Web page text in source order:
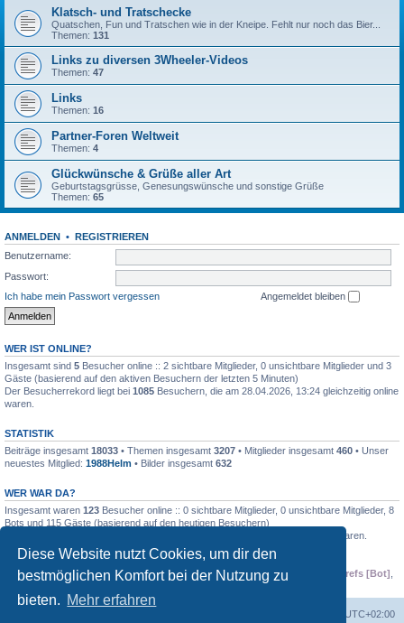
Diese Website nutzt Cookies, um dir den
bestmöglichen Komfort bei der Nutzung zu
bieten. Mehr erfahren
Klatsch- und Tratschecke
Quatschen, Fun und Tratschen wie in der Kneipe. Fehlt nur noch das Bier...
Themen: 131
Links zu diversen 3Wheeler-Videos
Themen: 47
Links
Themen: 16
Partner-Foren Weltweit
Themen: 4
Glückwünsche & Grüße aller Art
Geburtstagsgrüsse, Genesungswünsche und sonstige Grüße
Themen: 65
ANMELDEN • REGISTRIEREN
Benutzername:
Passwort:
Ich habe mein Passwort vergessen
Angemeldet bleiben
WER IST ONLINE?
Insgesamt sind 5 Besucher online :: 2 sichtbare Mitglieder, 0 unsichtbare Mitglieder und 3
Gäste (basierend auf den aktiven Besuchern der letzten 5 Minuten)
Der Besucherrekord liegt bei 1085 Besuchern, die am 28.04.2026, 13:24 gleichzeitig online
waren.
STATISTIK
Beiträge insgesamt 18033 • Themen insgesamt 3207 • Mitglieder insgesamt 460 • Unser
neuestes Mitglied: 1988Helm • Bilder insgesamt 632
WER WAR DA?
Insgesamt waren 123 Besucher online :: 0 sichtbare Mitglieder, 0 unsichtbare Mitglieder, 8
Bots und 115 Gäste (basierend auf den heutigen Besuchern)
Besuchern, die am Di 7. Jul 2026 online waren.
Mitglieder: 0 Mitglieder
Bots:Semrush [Bot],Google [Bot] ,Baidu [Spider],Majestic-12 [Bot] Ahrefs [Bot]
Amazon [Bot]
UTC+02:00